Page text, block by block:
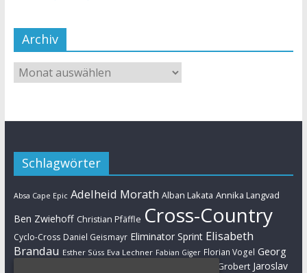
Archiv
Schlagwörter
Absa Cape Epic Adelheid Morath Alban Lakata Annika Langvad
Ben Zwiehoff Christian Pfäffle Cross-Country
Cyclo-Cross Daniel Geismayr Eliminator Sprint Elisabeth
Brandau Esther Süss Eva Lechner Fabian Giger Florian Vogel Georg
Helen Grobert Jaroslav